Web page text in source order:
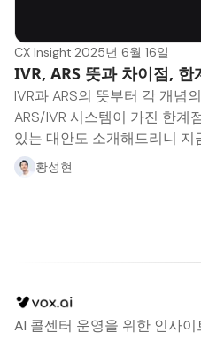
CX Insight·2025년 6월 16일
IVR, ARS 뜻과 차이점, 한
IVR과 ARS의 뜻부터 각 개념
ARS/IVR 시스템이 가진 한계
있는 대안도 소개해드리니 지
황성현
AI 콜센터 운영을 위한 인사